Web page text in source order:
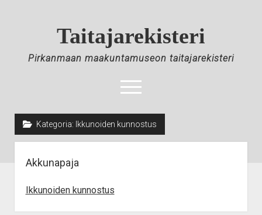
Taitajarekisteri
Pirkanmaan maakuntamuseon taitajarekisteri
open
menu
Etusivu
Avustava työvoima
Taitajarekisterin historiaa
Kategoria: Ikkunoiden kunnostus
Akkunapaja
Ikkunoiden kunnostus